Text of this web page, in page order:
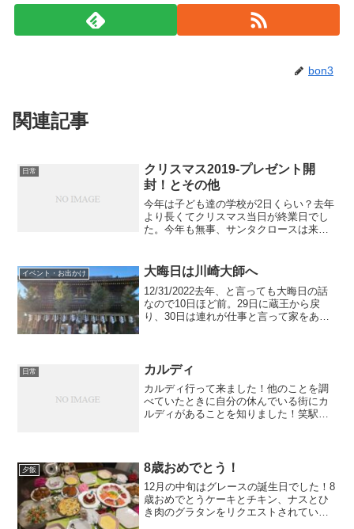
bon3
関連記事
日常
クリスマス2019-プレゼント開
封！とその他
今年は子ども達の学校が2日くらい？去年
より長くてクリスマス当日が終業日でし
た。今年も無事、サンタクロースは来て
た。今年もありがとう！地元であった国
際交流のクリスマス...
イベント・お出かけ 大晦日は川崎大師へ
12/31/2022去年、と言っても大晦日の話
なので10日ほど前。29日に蔵王から戻
り、30日は連れが仕事と言って家をあけ
わけでもな...
日常 カルディ
カルディ行って来ました！他のことを調
べていたときに自分の休んでいる街にカ
ルディがあることを知りました！笑駅前
た！個人輸入すると数千円...
夕飯 8歳おめでとう！
12月の中旬はグレースの誕生日でした！8
歳おめでとうケーキとチキン、ナスとひ
き肉のグラタンをリクエストされていた